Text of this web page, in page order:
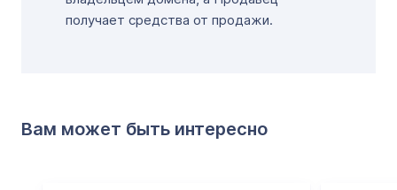
получает средства от продажи.
Вам может быть интересно